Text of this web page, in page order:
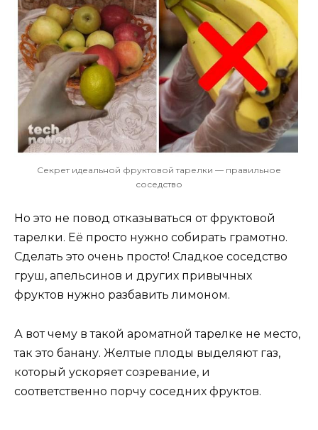
Секрет идеальной фруктовой тарелки — правильное
соседство
Но это не повод отказываться от фруктовой
тарелки. Её просто нужно собирать грамотно.
Сделать это очень просто! Сладкое соседство
груш, апельсинов и других привычных
фруктов нужно разбавить лимоном.
А вот чему в такой ароматной тарелке не место,
так это банану. Желтые плоды выделяют газ,
который ускоряет созревание, и
соответственно порчу соседних фруктов.